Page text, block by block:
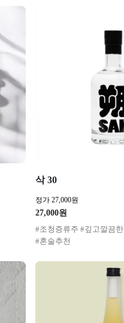
삭 30
정가 27,000원
27,000원
#조청증류주 #깊고깔끔한
#혼술추천